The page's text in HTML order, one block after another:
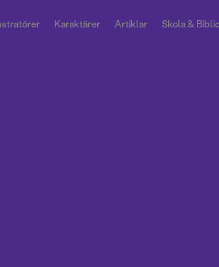
Karaktärer Artiklar Skola &